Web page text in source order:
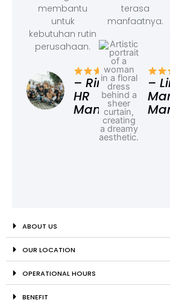
membantu
untuk
kebutuhan rutin
perusahaan.
– Rina,
HR
Manager
terasa
manfaatnya.
–
ABOUT US
OUR LOCATION
OPERATIONAL HOURS
BENEFIT